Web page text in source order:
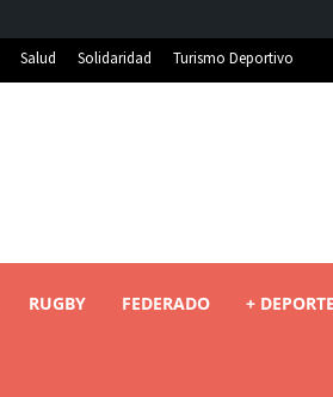
Salud Solidaridad Turismo Deportivo
RUGBY FEDERADO + DEPORTE